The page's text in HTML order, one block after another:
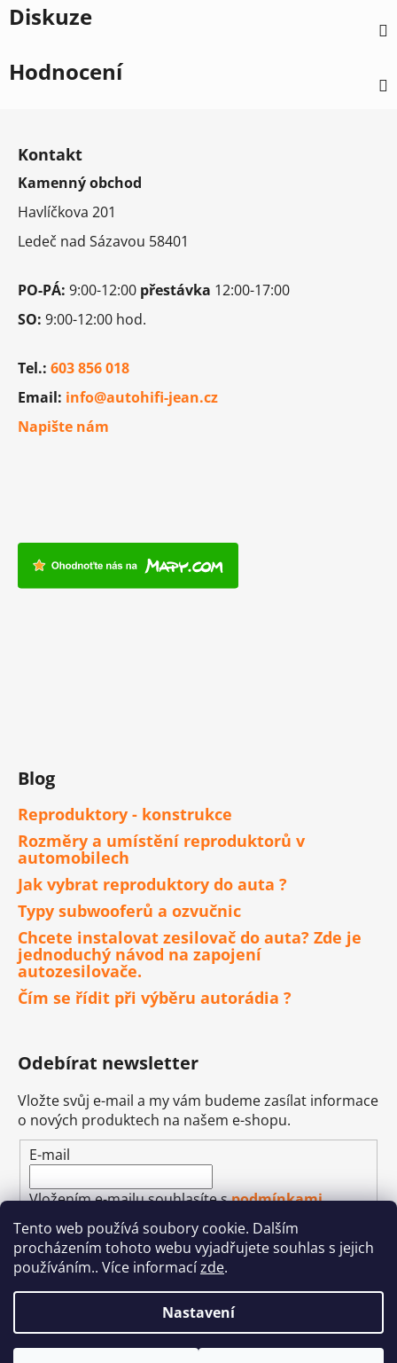
Tento web používá soubory cookie. Dalším
procházením tohoto webu vyjadřujete souhlas s jejich
používáním.. Více informacízde.
Nastavení
Diskuze
Hodnocení
Kontakt
Kamenný obchod
Havlíčkova 201
Ledeč nad Sázavou 58401
PO-PÁ: 9:00-12:00 přestávka 12:00-17:00
SO: 9:00-12:00 hod.
Tel.: 603 856 018
Email: info@autohifi-jean.cz
Napište nám
Blog
Reproduktory - konstrukce
Rozměry a umístění reproduktorů v
automobilech
Jak vybrat reproduktory do auta ?
Typy subwooferů a ozvučnic
Chcete instalovat zesilovač do auta? Zde je
jednoduchý návod na zapojení
autozesilovače.
Čím se řídit při výběru autorádia ?
Odebírat newsletter
Vložte svůj e-mail a my vám budeme zasílat informace
o nových produktech na našem e-shopu.
E-mail
Vložením e-mailu souhlasíte spodmínkami
ochrany osobních údajů
PŘIHLÁSIT SE
Vytvořil Shoptet&Betechnik